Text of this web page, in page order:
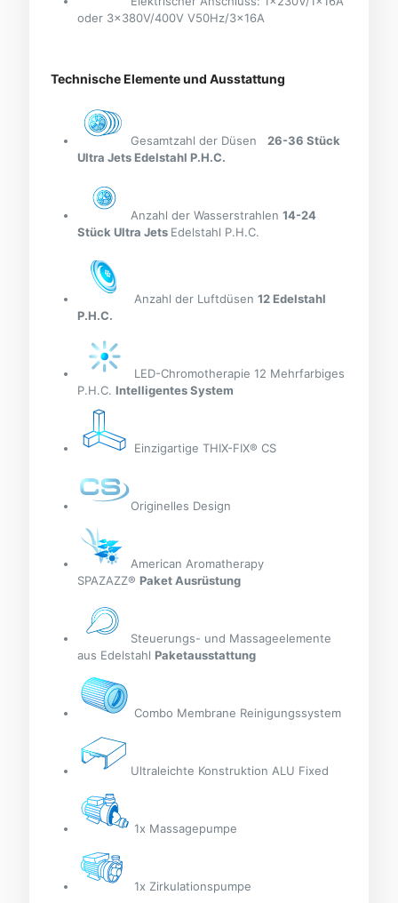
oder 3x380V/400V V50Hz/3x16A
Technische Elemente und Ausstattung
Gesamtzahl der Düsen26-36 Stück
Ultra Jets Edelstahl P.H.C.
Anzahl der Wasserstrahlen14-24
Stück Ultra Jets Edelstahl P.H.C.
Anzahl der Luftdüsen12 Edelstahl
P.H.C.
LED-Chromotherapie 12 Mehrfarbiges
P.H.C.Intelligentes System
Einzigartige THIX-FIX® CS
Originelles Design
American Aromatherapy
SPAZAZZ®Paket Ausrüstung
Steuerungs- und Massageelemente
aus EdelstahlPaketausstattung
Combo Membrane Reinigungssystem
Ultraleichte Konstruktion ALU Fixed
1x Massagepumpe
1x Zirkulationspumpe